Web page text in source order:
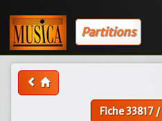
Partitions
Fiche33817/